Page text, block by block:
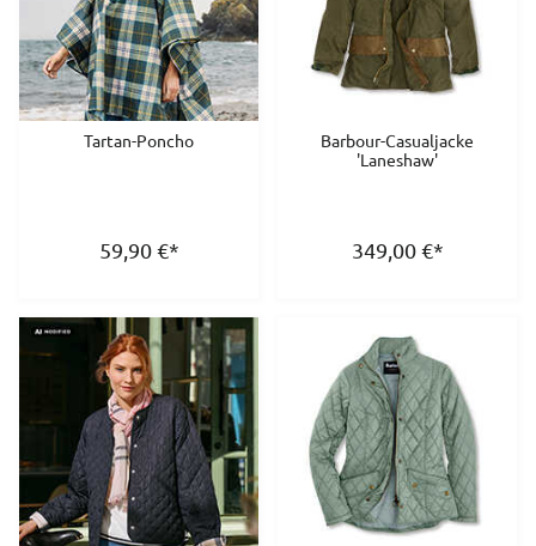
Tartan-Poncho
59,90€*
Barbour-Casualjacke
'Laneshaw'
349,00€*